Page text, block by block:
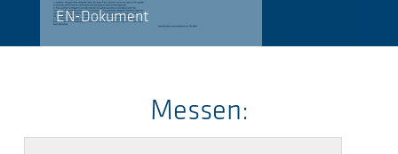
EN-Dokument
Messen: